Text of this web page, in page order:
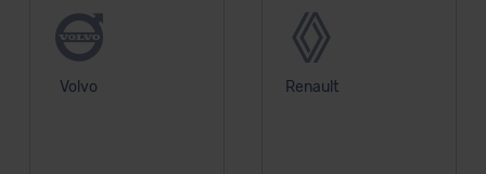
Volvo Renault